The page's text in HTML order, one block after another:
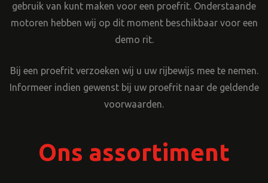
gebruik van kunt maken voor een proefrit. Onderstaande
motoren hebben wij op dit moment beschikbaar voor een
demo rit.
Bij een proefrit verzoeken wij u uw rijbewijs mee te nemen.
Informeer indien gewenst bij uw proefrit naar de geldende
voorwaarden.
Ons assortiment